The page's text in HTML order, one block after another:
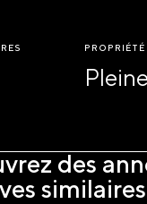
PROPRIÉTÉ
des